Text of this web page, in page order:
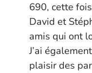
690, cette
David et
amis qui ont
J’ai
plaisir des